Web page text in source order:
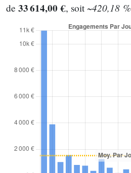
de 33 614,00 €, soit ~420,18 %